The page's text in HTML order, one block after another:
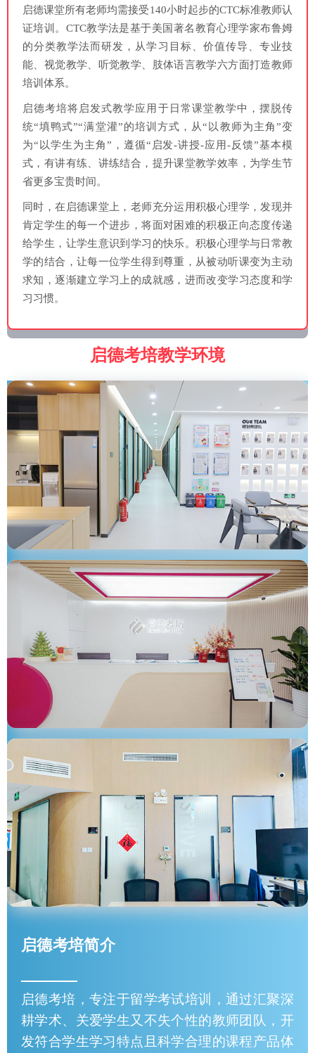
启德课堂所有老师均需接受140小时起步的CTC标准教师认
证培训。CTC教学法是基于美国著名教育心理学家布鲁姆
的分类教学法而研发，从学习目标、价值传导、专业技
能、视觉教学、听觉教学、肢体语言教学六方面打造教师
培训体系。
启德考培将启发式教学应用于日常课堂教学中，摆脱传
统“填鸭式”“满堂灌”的培训方式，从“以教师为主角”变
为“以学生为主角”，遵循“启发-讲授-应用-反馈”基本模
式，有讲有练、讲练结合，提升课堂教学效率，为学生节
省更多宝贵时间。
同时，在启德课堂上，老师充分运用积极心理学，发现并
肯定学生的每一个进步，将面对困难的积极正向态度传递
给学生，让学生意识到学习的快乐。积极心理学与日常教
学的结合，让每一位学生得到尊重，从被动听课变为主动
求知，逐渐建立学习上的成就感，进而改变学习态度和学
习习惯。
启德考培教学环境
启德考培简介
启德考培，专注于留学考试培训，通过汇聚深
耕学术、关爱学生又不失个性的教师团队，开
发符合学生学习特点且科学合理的课程产品体